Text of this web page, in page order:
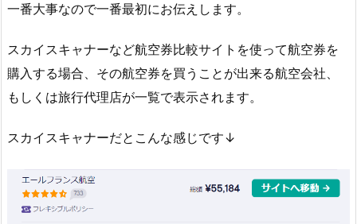
一番大事なので一番最初にお伝えします。
スカイスキャナーなど航空券比較サイトを使って航空券を
購入する場合、その航空券を買うことが出来る航空会社、
もしくは旅行代理店が一覧で表示されます。
スカイスキャナーだとこんな感じです↓